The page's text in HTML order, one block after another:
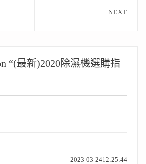
NEXT
“(最新)2020除濕機選購指
2023-03-2412:25:44